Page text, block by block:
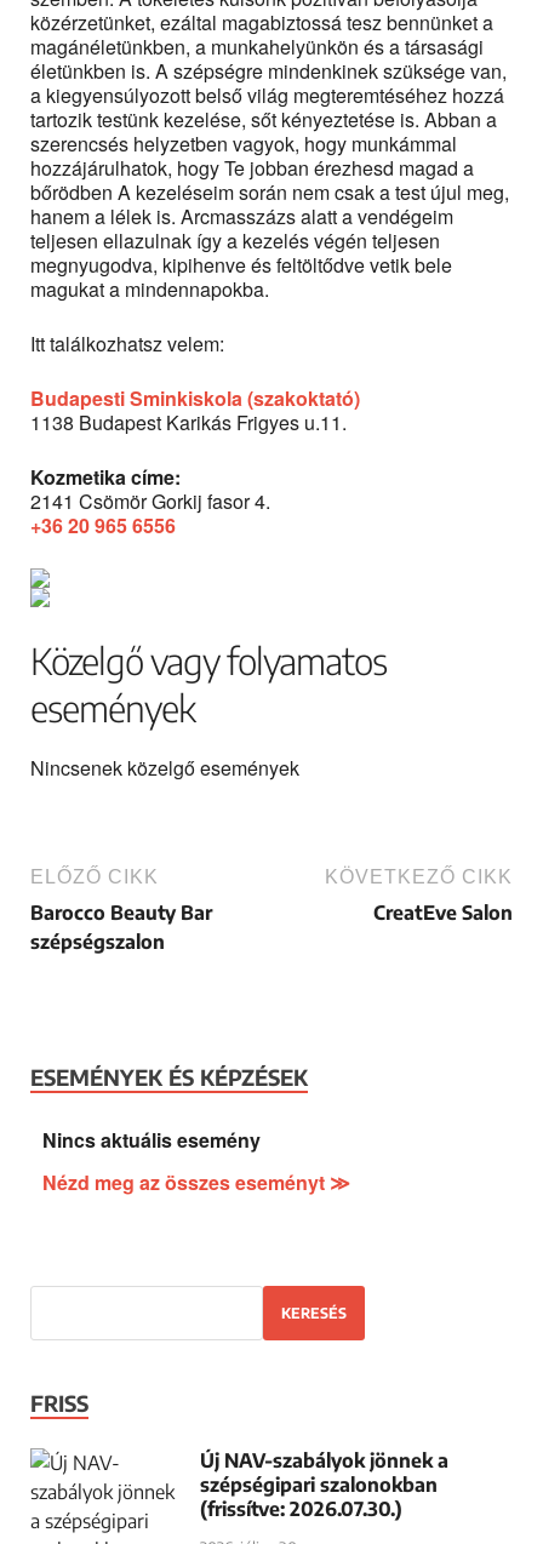
közérzetünket, ezáltal magabiztossá tesz bennünket a
magánéletünkben, a munkahelyünkön és a társasági
életünkben is. A szépségre mindenkinek szüksége van,
a kiegyensúlyozott belső világ megteremtéséhez hozzá
tartozik testünk kezelése, sőt kényeztetése is. Abban a
szerencsés helyzetben vagyok, hogy munkámmal
hozzájárulhatok, hogy Te jobban érezhesd magad a
bőrödben A kezeléseim során nem csak a test újul meg,
hanem a lélek is. Arcmasszázs alatt a vendégeim
teljesen ellazulnak így a kezelés végén teljesen
megnyugodva, kipihenve és feltöltődve vetik bele
magukat a mindennapokba.
Itt találkozhatsz velem:
Budapesti Sminkiskola (szakoktató)
1138 Budapest Karikás Frigyes u.11.
Kozmetika címe:
2141 Csömör Gorkij fasor 4.
+36 20 965 6556
Közelgő vagy folyamatos
események
Nincsenek közelgő események
ELŐZŐ CIKK
Barocco Beauty Bar
szépségszalon
KÖVETKEZŐ CIKK
CreatEve Salon
ESEMÉNYEK ÉS KÉPZÉSEK
Nincs aktuális esemény
Nézd meg az összes eseményt ≫
KERESÉS
FRISS
Új NAV-szabályok jönnek a
szépségipari szalonokban
(frissítve: 2026.07.30.)